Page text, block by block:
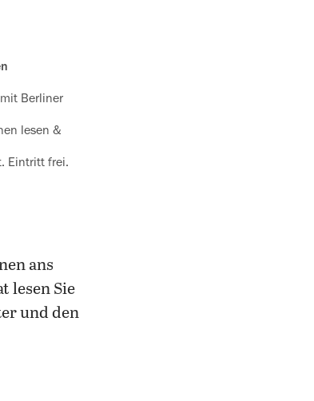
Berliner
lesen &
Eintritt frei.
ans
lesen Sie
und den